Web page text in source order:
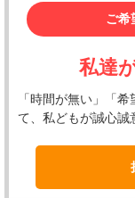
ご希
私達
「時間が無い」「
て、私どもが誠心誠